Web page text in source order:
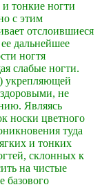
и тонкие ногти
с этим
отслоившиеся
дальнейшее
ногтя
слабые ногти.
укрепляющей
не
Являясь
носки цветного
туда
и тонких
склонных к
на чистые
базового